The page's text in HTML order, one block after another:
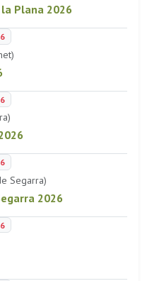
Plana 2026
Segarra)
2026